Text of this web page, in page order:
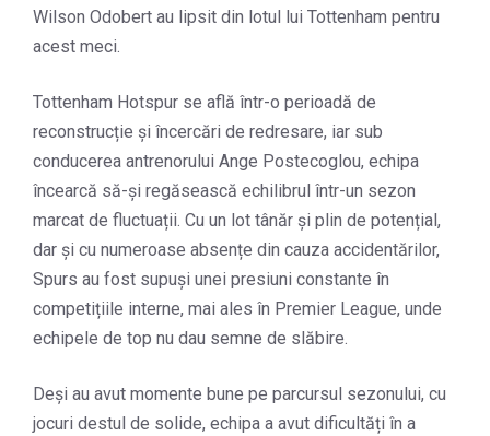
Wilson Odobert au lipsit din lotul lui Tottenham pentru
acest meci.
Tottenham Hotspur se află într-o perioadă de
reconstrucție și încercări de redresare, iar sub
conducerea antrenorului Ange Postecoglou, echipa
încearcă să-și regăsească echilibrul într-un sezon
marcat de fluctuații. Cu un lot tânăr și plin de potențial,
dar și cu numeroase absențe din cauza accidentărilor,
Spurs au fost supuși unei presiuni constante în
competițiile interne, mai ales în Premier League, unde
echipele de top nu dau semne de slăbire.
Deși au avut momente bune pe parcursul sezonului, cu
jocuri destul de solide, echipa a avut dificultăți în a